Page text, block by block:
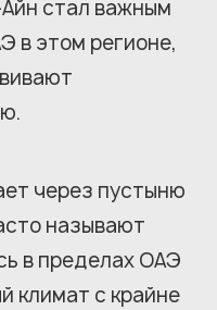
стал важным
в этом регионе,
через пустыню
называют
в пределах ОАЭ
климат с крайне